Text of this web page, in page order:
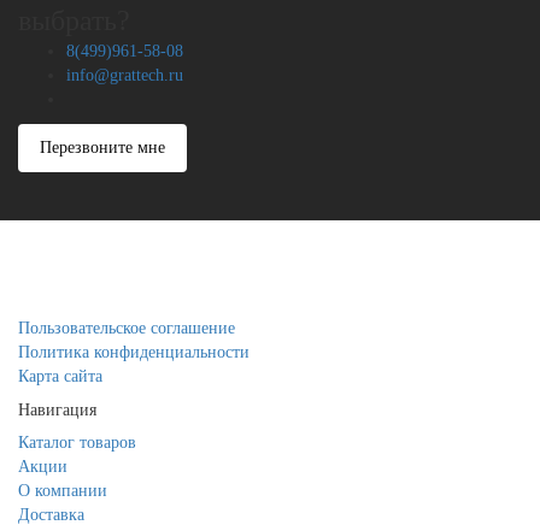
8(499)961-58-08
info@grattech.ru
Перезвоните мне
Пользовательское соглашение
Политика конфиденциальности
Карта сайта
Навигация
Каталог товаров
Акции
О компании
Доставка